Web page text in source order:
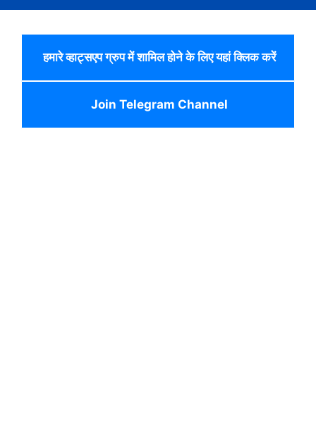
हमारे व्हाट्सएप ग्रुप में शामिल होने के लिए यहां क्लिक करें
Join Telegram Channel